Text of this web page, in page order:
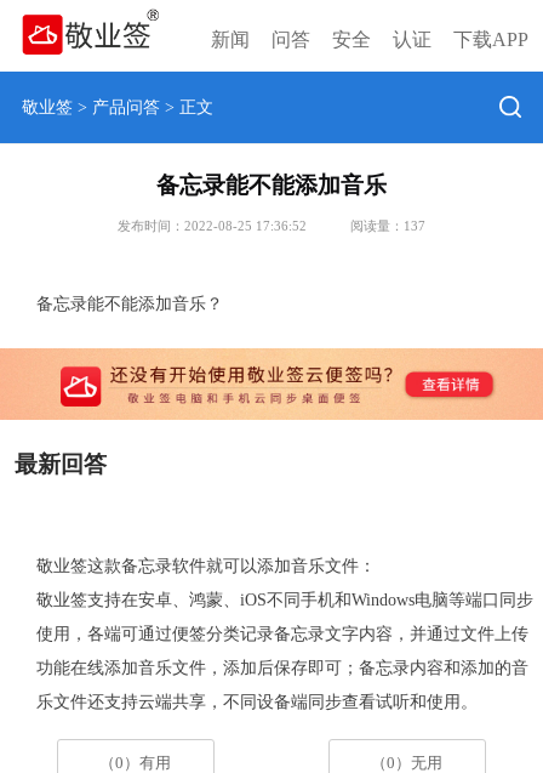
新闻 问答 安全 认证 下载APP
敬业签> 产品问答> 正文
备忘录能不能添加音乐
发布时间：2022-08-25 17:36:52 阅读量： 137
备忘录能不能添加音乐？
最新回答
敬业签这款备忘录软件就可以添加音乐文件：
敬业签支持在安卓、鸿蒙、iOS不同手机和Windows电脑等端口同步
使用，各端可通过便签分类记录备忘录文字内容，并通过文件上传
功能在线添加音乐文件，添加后保存即可；备忘录内容和添加的音
乐文件还支持云端共享，不同设备端同步查看试听和使用。
（0）有用 （0）无用